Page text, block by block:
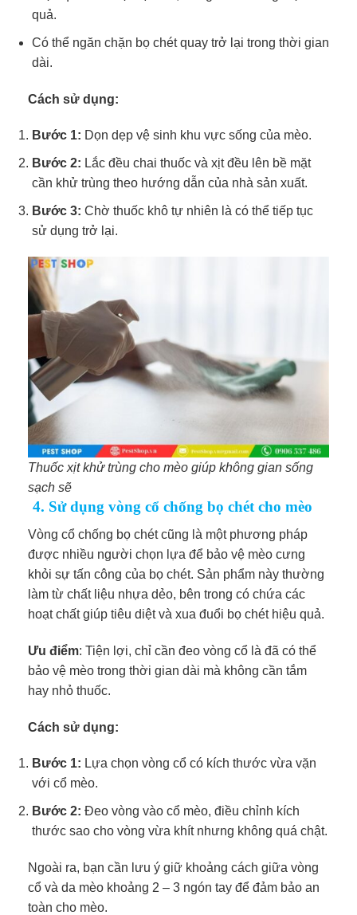
quả.
Có thể ngăn chặn bọ chét quay trở lại trong thời gian
dài.
Cách sử dụng:
Bước 1: Dọn dẹp vệ sinh khu vực sống của mèo.
Bước 2: Lắc đều chai thuốc và xịt đều lên bề mặt
cần khử trùng theo hướng dẫn của nhà sản xuất.
Bước 3: Chờ thuốc khô tự nhiên là có thể tiếp tục
sử dụng trở lại.
Thuốc xịt khử trùng cho mèo giúp không gian sống
sạch sẽ
4. Sử dụng vòng cổ chống bọ chét cho mèo
Vòng cổ chống bọ chét cũng là một phương pháp
được nhiều người chọn lựa để bảo vệ mèo cưng
khỏi sự tấn công của bọ chét. Sản phẩm này thường
làm từ chất liệu nhựa dẻo, bên trong có chứa các
hoạt chất giúp tiêu diệt và xua đuổi bọ chét hiệu quả.
Ưu điểm: Tiện lợi, chỉ cần đeo vòng cổ là đã có thể
bảo vệ mèo trong thời gian dài mà không cần tắm
hay nhỏ thuốc.
Cách sử dụng:
Bước 1: Lựa chọn vòng cổ có kích thước vừa vặn
với cổ mèo.
Bước 2: Đeo vòng vào cổ mèo, điều chỉnh kích
thước sao cho vòng vừa khít nhưng không quá chật.
Ngoài ra, bạn cần lưu ý giữ khoảng cách giữa vòng
cổ và da mèo khoảng 2 – 3 ngón tay để đảm bảo an
toàn cho mèo.